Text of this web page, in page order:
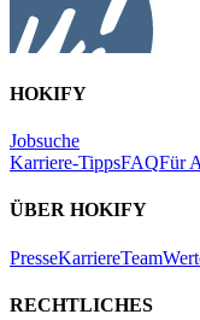
HOKIFY
Jobsuche
Karriere-TippsFAQFür
ÜBER HOKIFY
PresseKarriereTeam
RECHTLICHES